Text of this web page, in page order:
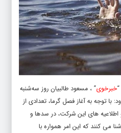
خبرخوی” ، مسعود طالبیان روز سه‌شنبه
با توجه به آغاز فصل گرما، تعدادی از
های این شرکت، در سدها و
می کنند که این امر همواره با